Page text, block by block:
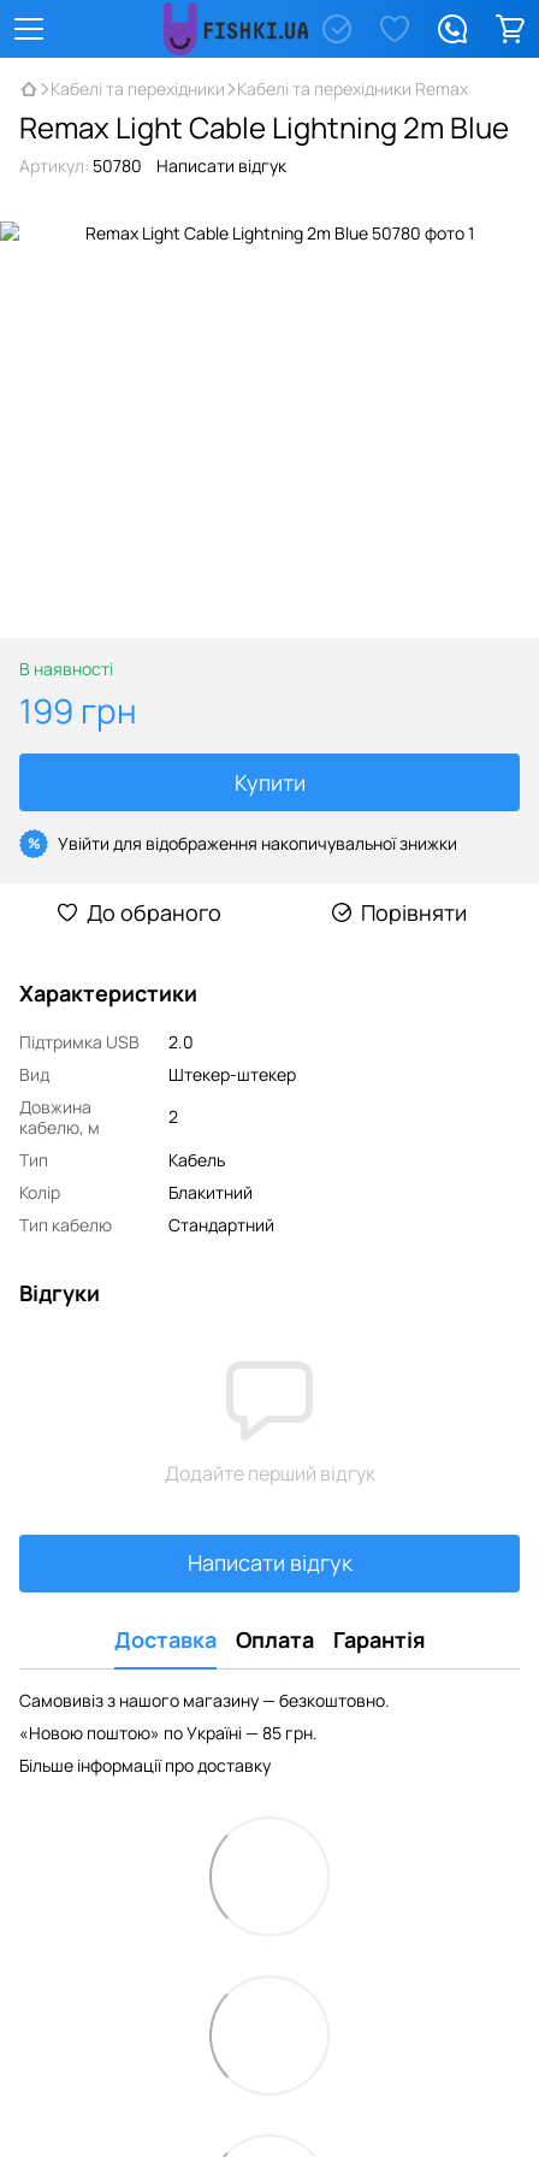
Кабелі та перехідники Кабелі та перехідники Remax
Remax Light Cable Lightning 2m Blue
Артикул: 50780 Написати відгук
В наявності
199 грн
Купити
% Увійти для відображення накопичувальної знижки
До обраного Порівняти
Характеристики
Підтримка USB
2.0
Вид
Штекер-штекер
Довжина
кабелю, м
2
Тип
Кабель
Колір
Блакитний
Тип кабелю
Стандартний
Відгуки
Додайте перший відгук
Написати відгук
Доставка Оплата Гарантія
Самовивіз з нашого магазину — безкоштовно.
«Новою поштою» по Україні — 85 грн.
Більше інформації про доставку